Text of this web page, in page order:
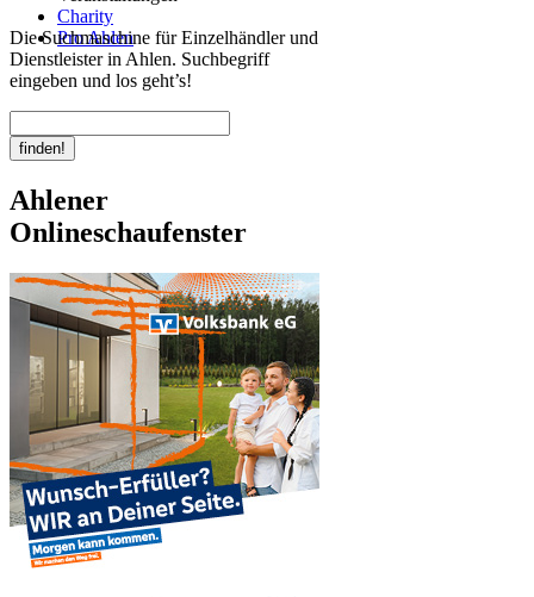
Charity
Pro Ahlen
Die Suchmaschine für Einzelhändler und
Dienstleister in Ahlen. Suchbegriff
eingeben und los geht’s!
Ahlener
Onlineschaufenster